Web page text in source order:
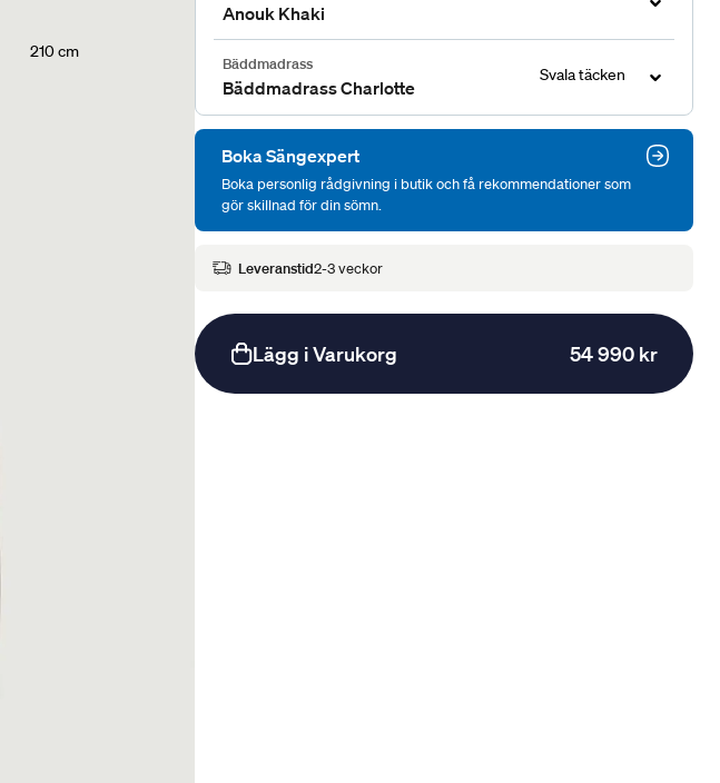
210 cm
Svala täcken
Anouk Khaki
Bäddmadrass
Bäddmadrass Charlotte
Boka Sängexpert
Boka personlig rådgivning i butik och få rekommendationer som
gör skillnad för din sömn.
Leveranstid2-3 veckor
Lägg i Varukorg 54 990 kr